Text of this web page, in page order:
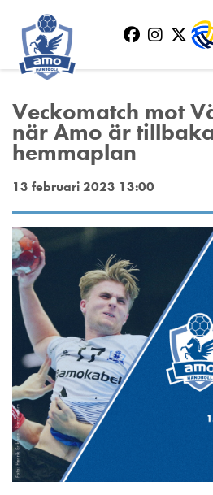
Veckomatch mot
när Amo är
hemmaplan
13 februari 2023 13:00